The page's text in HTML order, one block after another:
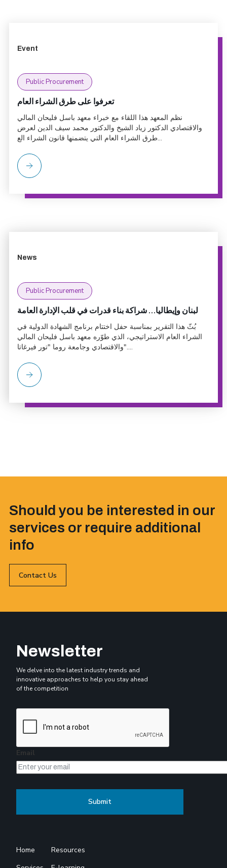
Event
Public Procurement
تعرفوا على طرق الشراء العام
نظم المعهد هذا اللقاء مع خبراء معهد باسل فليحان المالي
والاقتصادي الدكتور زياد الشيخ والدكتور محمد سيف الدين لعرض
طرق الشراء العام التي يتضمنها قانون الشراء الع...
News
Public Procurement
لبنان وإيطاليا… شراكة بناء قدرات في قلب الإدارة العامة
بُثّ هذا التقرير بمناسبة حفل اختتام برنامج الشهادة الدولية في
الشراء العام الاستراتيجي، الذي طوّره معهد باسل فليحان المالي
والاقتصادي وجامعة روما "تور فيرغاتا"....
Should you be interested in our
services or require additional
info
Contact Us
Newsletter
We delve into the latest industry trends and
innovative approaches to help you stay ahead
of the competition
Email
Home
Resources